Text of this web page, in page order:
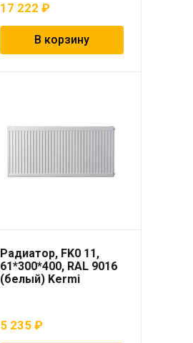
17 222₽
В корзину
Радиатор, FK0 11,
61*300*400, RAL 9016
(белый) Kermi
5 235₽